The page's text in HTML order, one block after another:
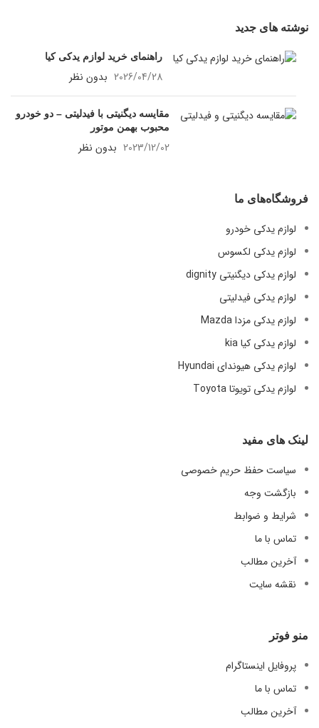
نوشته های جدید
راهنمای خرید لوازم یدکی کیا
2026/04/28 بدون نظر
مقایسه دیگنیتی با فیدلیتی – دو خودرو
محبوب بهمن موتور
2023/12/02 بدون نظر
فروشگاه‌های ما
لوازم یدکی خودرو
لوازم یدکی لکسوس
لوازم یدکی دیگنیتی dignity
لوازم یدکی فیدلیتی
لوازم یدکی مزدا Mazda
لوازم یدکی کیا kia
لوازم یدکی هیوندای Hyundai
لوازم یدکی تویوتا Toyota
لینک های مفید
سیاست حفظ حریم خصوصی
بازگشت وجه
شرایط و ضوابط
تماس با ما
آخرین مطالب
نقشه سایت
منو فوتر
پروفایل اینستاگرام
تماس با ما
آخرین مطالب